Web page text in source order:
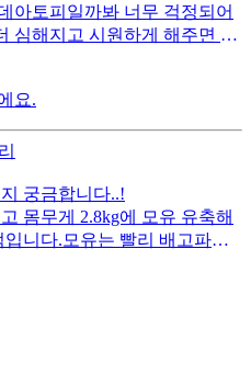
아토피일까봐 너무 걱정되어
심해지고 시원하게 해주면 붉
드름같이 오돌토돌한건 그대
지 나 있어요..유전력있어서
아토피일지 궁금합니다그리
요고견 부탁드립니다
요.
궁금합니다..!
몸무게 2.8kg에 모유 유축해
니다.모유는 빨리 배고파서